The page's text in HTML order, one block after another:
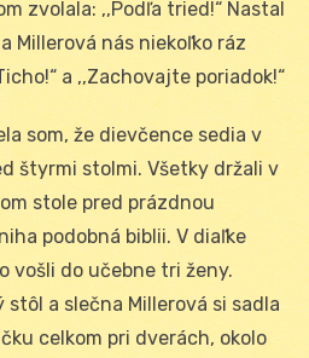
zvolala: ,,Podľa tried!“ Nastal
Millerová nás niekoľko ráz
a ,,Zachovajte poriadok!“
som, že dievčence sedia v
štyrmi stolmi. Všetky držali v
stole pred prázdnou
podobná biblii. V diaľke
vošli do učebne tri ženy.
stôl a slečna Millerová si sadla
celkom pri dverách, okolo